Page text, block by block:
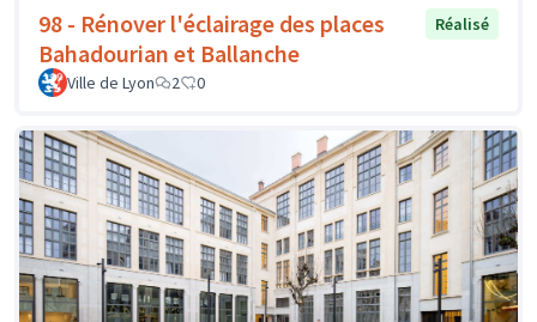
98 - Rénover l'éclairage des places
Bahadourian et Ballanche
Réalisé
Ville de Lyon 2 0